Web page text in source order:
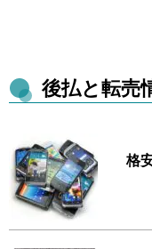
後払と転売
格